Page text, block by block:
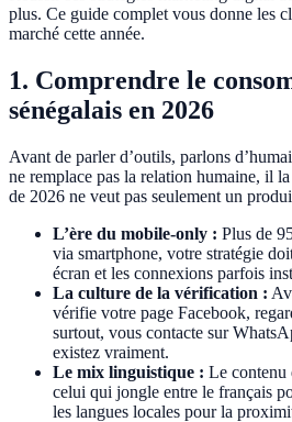
plus. Ce guide complet vous donne les
marché cette année.
1. Comprendre le
sénégalais en 2026
Avant de parler d’outils, parlons
ne remplace pas la relation humaine, il
de 2026 ne veut pas seulement un
L’ère du mobile-only : Plus de
via smartphone, votre stratégie
écran et les connexions parfois
La culture de la vérification :
vérifie votre page Facebook,
surtout, vous contacte sur
existez vraiment.
Le mix linguistique : Le contenu
celui qui jongle entre le français
les langues locales pour la